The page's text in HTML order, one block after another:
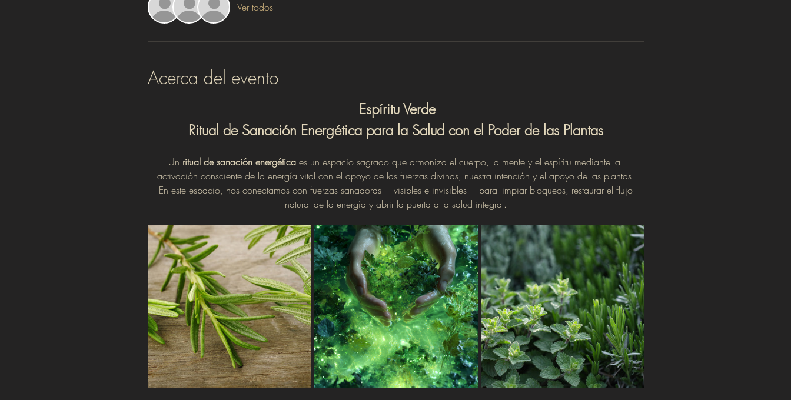
Ver todos
Acerca del evento
Espíritu Verde
Ritual de Sanación Energética para la Salud con el Poder de las Plantas
Un ritual de sanación energética es un espacio sagrado que armoniza el cuerpo, la mente y el espíritu mediante la
activación consciente de la energía vital con el apoyo de las fuerzas divinas, nuestra intención y el apoyo de las plantas.
natural de la energía y abrir la puerta a la salud integral.